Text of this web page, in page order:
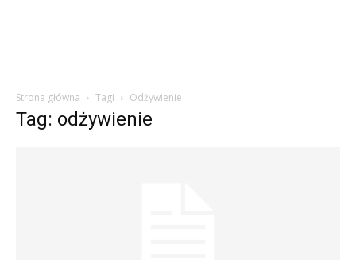
Strona główna Tagi Odżywienie
Tag: odżywienie